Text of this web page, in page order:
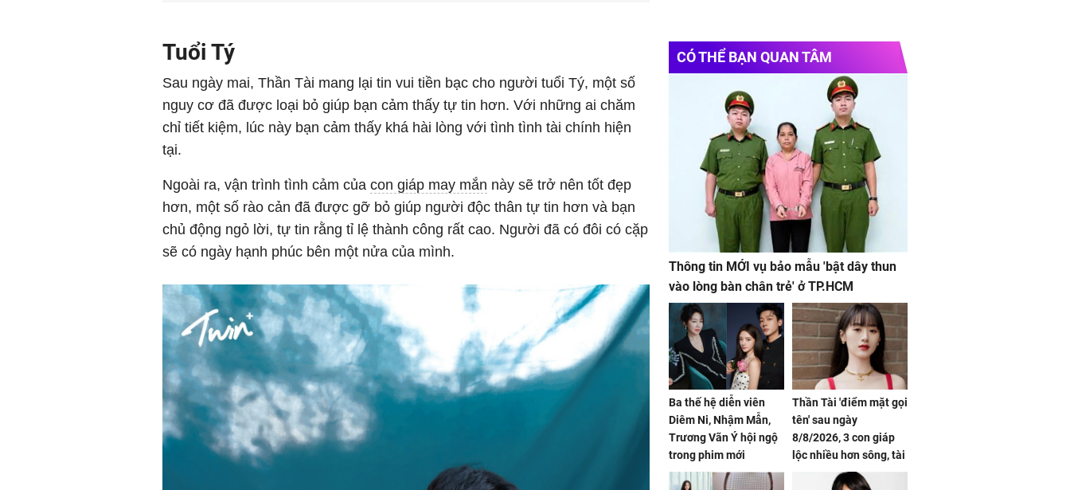
Tuổi Tý
Sau ngày mai, Thần Tài mang lại tin vui tiền bạc cho người tuổi Tý, một số
nguy cơ đã được loại bỏ giúp bạn cảm thấy tự tin hơn. Với những ai chăm
chỉ tiết kiệm, lúc này bạn cảm thấy khá hài lòng với tình tình tài chính hiện
tại.
Ngoài ra, vận trình tình cảm của con giáp may mắn này sẽ trở nên tốt đẹp
hơn, một số rào cản đã được gỡ bỏ giúp người độc thân tự tin hơn và bạn
chủ động ngỏ lời, tự tin rằng tỉ lệ thành công rất cao. Người đã có đôi có cặp
sẽ có ngày hạnh phúc bên một nửa của mình.
CÓ THỂ BẠN QUAN TÂM
Thông tin MỚI vụ bảo mẫu 'bật dây thun
vào lòng bàn chân trẻ' ở TP.HCM
Ba thế hệ diễn viên
Diêm Ni, Nhậm Mẫn,
Trương Vãn Ý hội ngộ
trong phim mới
Thần Tài 'điểm mặt gọi
tên' sau ngày
8/8/2026, 3 con giáp
lộc nhiều hơn sông, tài
vận sáng như trăng